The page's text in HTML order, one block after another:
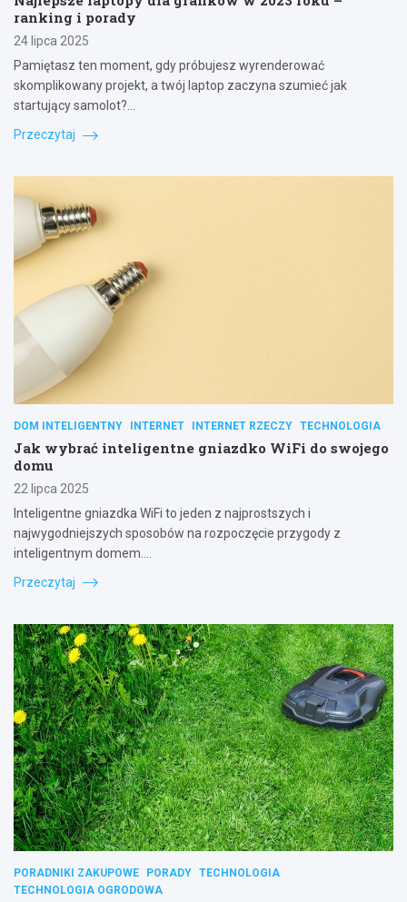
ranking i porady
24 lipca 2025
Pamiętasz ten moment, gdy próbujesz wyrenderować
skomplikowany projekt, a twój laptop zaczyna szumieć jak
startujący samolot?…
Przeczytaj
DOM INTELIGENTNY INTERNET INTERNET RZECZY TECHNOLOGIA
Jak wybrać inteligentne gniazdko WiFi do swojego
domu
22 lipca 2025
Inteligentne gniazdka WiFi to jeden z najprostszych i
najwygodniejszych sposobów na rozpoczęcie przygody z
inteligentnym domem.…
Przeczytaj
PORADNIKI ZAKUPOWE PORADY TECHNOLOGIA
TECHNOLOGIA OGRODOWA